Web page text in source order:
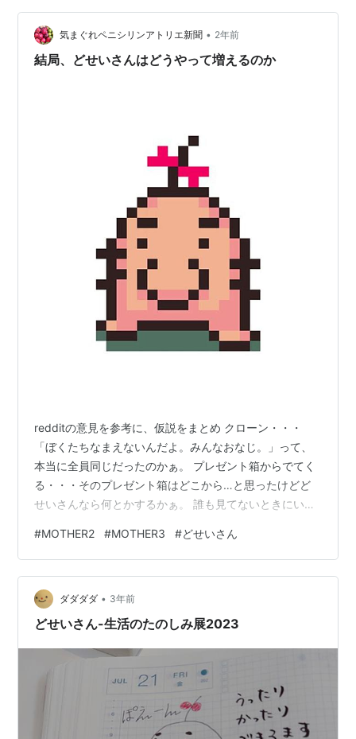
気まぐれペニシリンアトリエ新聞 • 2年前
結局、どせいさんはどうやって増えるのか
redditの意見を参考に、仮説をまとめ クローン・・・
「ぼくたちなまえないんだよ。みんなおなじ。」って、
本当に全員同じだったのかぁ。 プレゼント箱からでてく
る・・・そのプレゼント箱はどこから…と思ったけどど
せいさんなら何とかするかぁ。 誰も見てないときにいき
る！？ 有糸生殖・・・細胞分裂してたくさんふえます。
どせいさんです。真核生物です。 糸井さんが分裂・・・
あっ有糸生殖ってそういう… 死なないから増えなくても
いい…これありそう。どせいさんのおみせのインタビュ
ーでも「Qどせいさんは死ぬの？ Aえんぎでもない。」っ
#MOTHER2 #MOTHER3 #どせいさん
ダダダダ • 3年前
どせいさん-生活のたのしみ展2023